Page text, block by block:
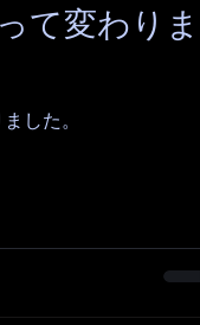
て変わりま
した。